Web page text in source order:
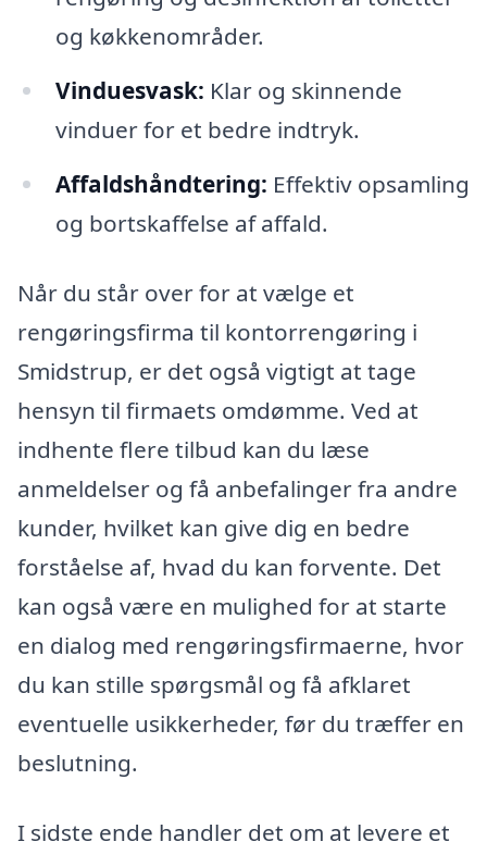
og køkkenområder.
Vinduesvask: Klar og skinnende
vinduer for et bedre indtryk.
Affaldshåndtering: Effektiv opsamling
og bortskaffelse af affald.
Når du står over for at vælge et
rengøringsfirma til kontorrengøring i
Smidstrup, er det også vigtigt at tage
hensyn til firmaets omdømme. Ved at
indhente flere tilbud kan du læse
anmeldelser og få anbefalinger fra andre
kunder, hvilket kan give dig en bedre
forståelse af, hvad du kan forvente. Det
kan også være en mulighed for at starte
en dialog med rengøringsfirmaerne, hvor
du kan stille spørgsmål og få afklaret
eventuelle usikkerheder, før du træffer en
beslutning.
I sidste ende handler det om at levere et